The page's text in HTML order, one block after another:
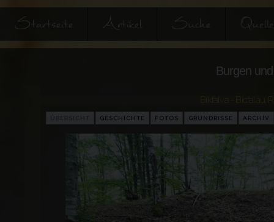
Startseite Artikel Suche
Burgen
Bikfalva - Bicfalău
GESCHICHTE FOTOS GRUNDRISSE ARCHIV